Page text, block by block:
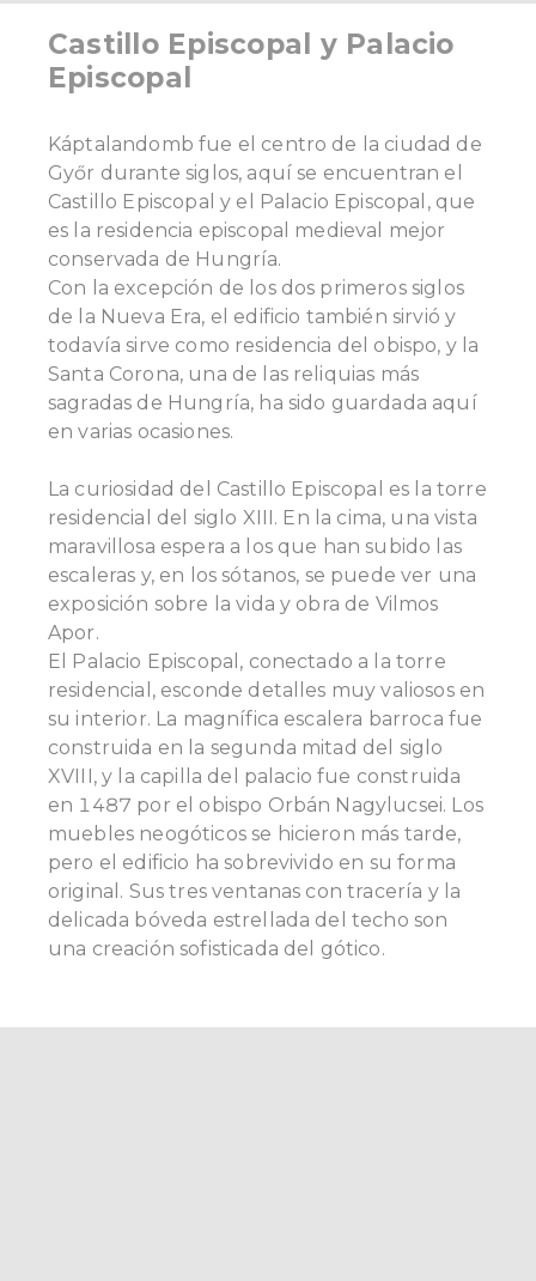
Castillo Episcopal y Palacio
Episcopal
Káptalandomb fue el centro de la ciudad de
Győr durante siglos, aquí se encuentran el
Castillo Episcopal y el Palacio Episcopal, que
es la residencia episcopal medieval mejor
conservada de Hungría.
Con la excepción de los dos primeros siglos
de la Nueva Era, el edificio también sirvió y
todavía sirve como residencia del obispo, y la
Santa Corona, una de las reliquias más
sagradas de Hungría, ha sido guardada aquí
en varias ocasiones.
La curiosidad del Castillo Episcopal es la torre
residencial del siglo XIII. En la cima, una vista
maravillosa espera a los que han subido las
escaleras y, en los sótanos, se puede ver una
exposición sobre la vida y obra de Vilmos
Apor.
El Palacio Episcopal, conectado a la torre
residencial, esconde detalles muy valiosos en
su interior. La magnífica escalera barroca fue
construida en la segunda mitad del siglo
XVIII, y la capilla del palacio fue construida
en 1487 por el obispo Orbán Nagylucsei. Los
muebles neogóticos se hicieron más tarde,
pero el edificio ha sobrevivido en su forma
original. Sus tres ventanas con tracería y la
delicada bóveda estrellada del techo son
una creación sofisticada del gótico.